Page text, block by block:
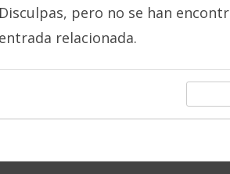
Disculpas, pero no se han
entrada relacionada.
u
c